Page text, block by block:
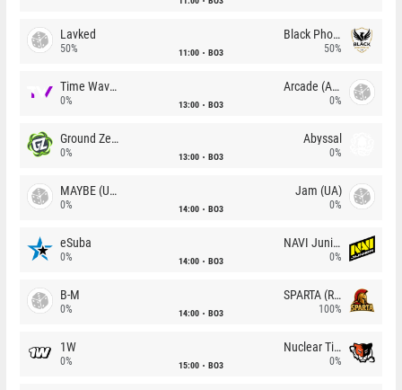
Lavked
50% 11:00 BO3
Black Phoenix
50%
Time Waves
0% 13:00 BO3
Arcade (AU)
0%
Ground Zero
0% 13:00 BO3
Abyssal
0%
MAYBE (UA)
0% 14:00 BO3
Jam (UA)
0%
eSuba
0% 14:00 BO3
NAVI Junior
0%
B-M
0% 14:00 BO3
SPARTA (RU)
100%
1W
0% 15:00 BO3
Nuclear TigeRES
0%